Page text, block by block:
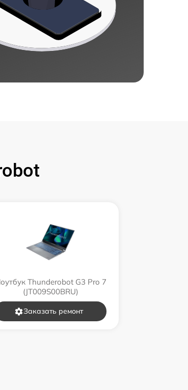
Thunderobot G3 Pro 7
(JT009S00BRU)
Заказать ремонт